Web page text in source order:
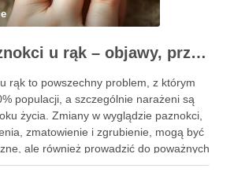
Grzybica paznokci u rąk – objawy, przyczyny i skuteczne leczenie
rąk to powszechny problem, z którym
populacji, a szczególnie narażeni są
życia. Zmiany w wyglądzie paznokci,
zmatowienie i zgrubienie, mogą być
ale również prowadzić do poważnych
Infekcje te są wywoływane przez